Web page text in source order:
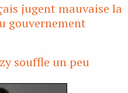
jugent mauvaise la
gouvernement
souffle un peu